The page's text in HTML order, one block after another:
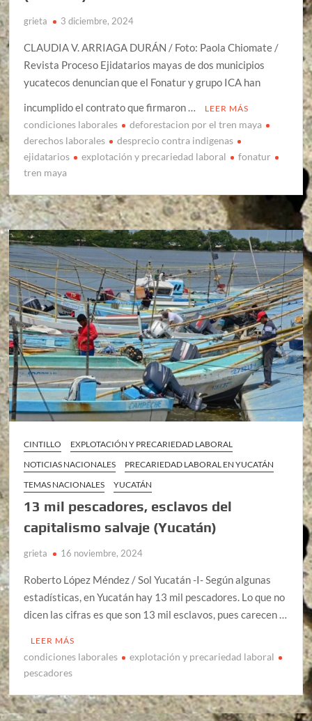
grieta 3 diciembre, 2024
CLAUDIA V. ARRIAGA DURÁN / Foto: Paola Chiomate /
Revista Proceso Ejidatarios mayas de dos municipios
yucatecos denuncian que el Fonatur y grupo ICA han
incumplido el contrato que firmaron …
LEER MÁS
condiciones laborales
deforestacion por el tren maya
derechos laborales
desprecio contra indigenas
ejidatarios
explotación y precariedad laboral
fonatur
tren maya
CINTILLO
EXPLOTACIÓN Y PRECARIEDAD LABORAL
NOTICIAS NACIONALES
PRECARIEDAD LABORAL EN YUCATÁN
TEMAS NACIONALES
YUCATÁN
13 mil pescadores, esclavos del
capitalismo salvaje (Yucatán)
grieta 16 noviembre, 2024
Roberto López Méndez / Sol Yucatán -I- Según algunas
estadísticas, en Yucatán hay 13 mil pescadores. Lo que no
dicen las cifras es que son 13 mil esclavos, pues carecen …
LEER MÁS
condiciones laborales
explotación y precariedad laboral
pescadores